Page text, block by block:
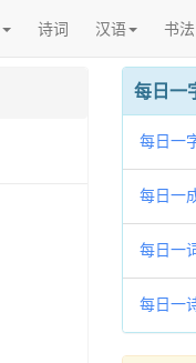
诗词 汉语 书法
每日一
每日一
每日一
每日一
每日一